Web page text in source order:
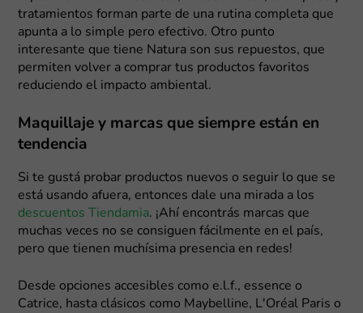
tratamientos forman parte de una rutina completa que
apunta a lo simple pero efectivo. Otro punto
interesante que tiene Natura son sus repuestos, que
permiten volver a comprar tus productos favoritos
reduciendo el impacto ambiental.
Maquillaje y marcas que siempre están en
tendencia
Si te gustá probar productos nuevos o seguir lo que se
está usando afuera, entonces dale una mirada a los
descuentos Tiendamia. ¡Ahí encontrás marcas que
muchas veces no se consiguen fácilmente en el país,
pero que tienen muchísima presencia en redes!
Desde opciones accesibles como e.l.f., essence o
Catrice, hasta clásicos como Maybelline, L'Oréal Paris o